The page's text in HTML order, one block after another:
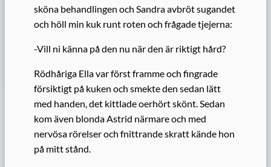
sköna behandlingen och Sandra avbröt sugandet
och höll min kuk runt roten och frågade tjejerna:
-Vill ni känna på den nu när den är riktigt hård?
Rödhåriga Ella var först framme och fingrade
försiktigt på kuken och smekte den sedan lätt
med handen, det kittlade oerhört skönt. Sedan
kom även blonda Astrid närmare och med
nervösa rörelser och fnittrande skratt kände hon
på mitt stånd.